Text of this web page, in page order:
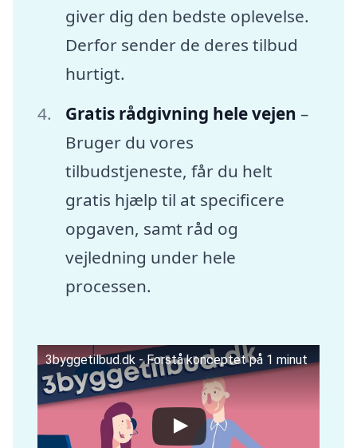
giver dig den bedste oplevelse.
Derfor sender de deres tilbud
hurtigt.
Gratis rådgivning hele vejen –
Bruger du vores
tilbudstjeneste, får du helt
gratis hjælp til at specificere
opgaven, samt råd og
vejledning under hele
processen.
3byggetilbud.dk - Forstå konceptet på 1 minut